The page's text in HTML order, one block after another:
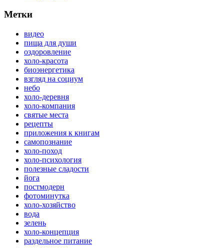
Метки
видео
пища для души
оздоровление
холо-красота
биоэнергетика
взгляд на социум
небо
холо-деревня
холо-компания
святые места
рецепты
приложения к книгам
самопознание
холо-поход
холо-психология
полезные сладости
йога
постмодерн
фотоминутка
холо-хозяйство
вода
зелень
холо-концепция
раздельное питание